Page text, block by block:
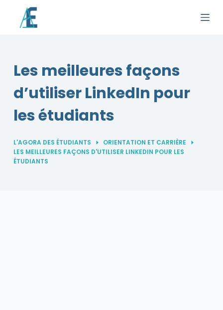
e
a
n
e
Les meilleures façons
d’utiliser LinkedIn pour
les étudiants
L'AGORA DES ÉTUDIANTS
ORIENTATION ET CARRIÈRE
LES MEILLEURES FAÇONS D'UTILISER LINKEDIN POUR LES
ÉTUDIANTS